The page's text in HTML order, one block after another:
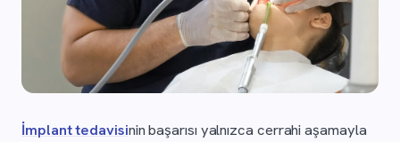
İmplant tedavisinin başarısı yalnızca cerrahi aşamayla